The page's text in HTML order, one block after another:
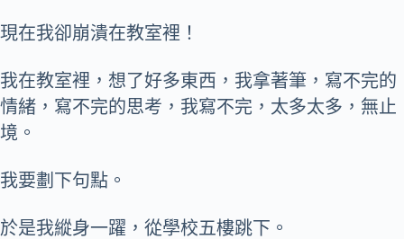
現在我卻崩潰在教室裡！
我在教室裡，想了好多東西，我拿著筆，寫不完的
情緒，寫不完的思考，我寫不完，太多太多，無止
境。
我要劃下句點。
於是我縱身一躍，從學校五樓跳下。